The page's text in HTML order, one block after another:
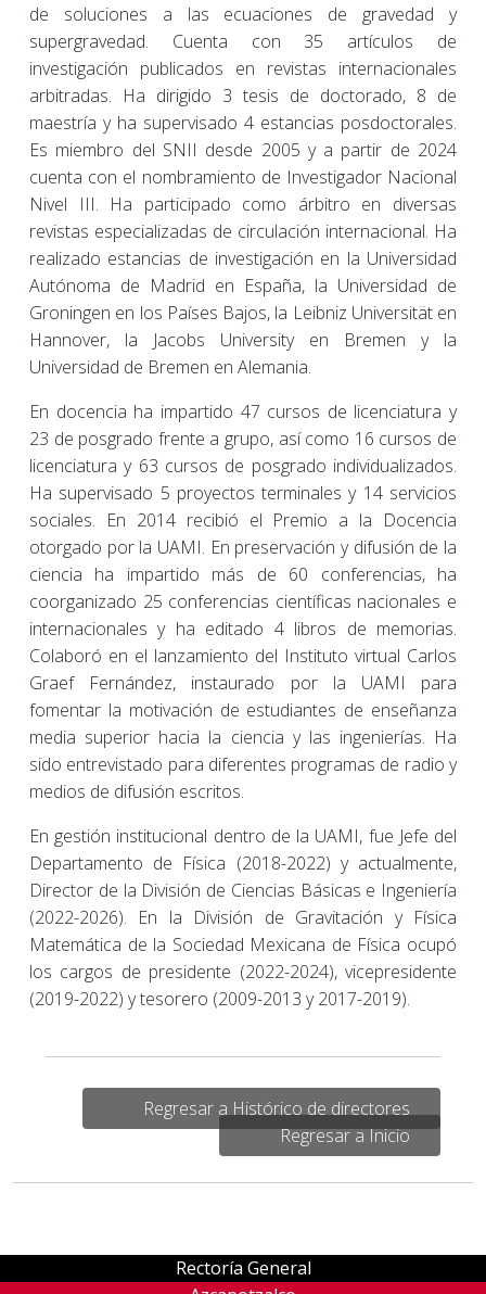
de soluciones a las ecuaciones de gravedad y
supergravedad. Cuenta con 35 artículos de
investigación publicados en revistas internacionales
arbitradas. Ha dirigido 3 tesis de doctorado, 8 de
maestría y ha supervisado 4 estancias posdoctorales.
Es miembro del SNII desde 2005 y a partir de 2024
cuenta con el nombramiento de Investigador Nacional
Nivel III. Ha participado como árbitro en diversas
revistas especializadas de circulación internacional. Ha
realizado estancias de investigación en la Universidad
Autónoma de Madrid en España, la Universidad de
Groningen en los Países Bajos, la Leibniz Universität en
Hannover, la Jacobs University en Bremen y la
Universidad de Bremen en Alemania.
En docencia ha impartido 47 cursos de licenciatura y
23 de posgrado frente a grupo, así como 16 cursos de
licenciatura y 63 cursos de posgrado individualizados.
Ha supervisado 5 proyectos terminales y 14 servicios
sociales. En 2014 recibió el Premio a la Docencia
otorgado por la UAMI. En preservación y difusión de la
ciencia ha impartido más de 60 conferencias, ha
coorganizado 25 conferencias científicas nacionales e
internacionales y ha editado 4 libros de memorias.
Colaboró en el lanzamiento del Instituto virtual Carlos
Graef Fernández, instaurado por la UAMI para
fomentar la motivación de estudiantes de enseñanza
media superior hacia la ciencia y las ingenierías. Ha
sido entrevistado para diferentes programas de radio y
medios de difusión escritos.
En gestión institucional dentro de la UAMI, fue Jefe del
Departamento de Física (2018-2022) y actualmente,
Director de la División de Ciencias Básicas e Ingeniería
(2022-2026). En la División de Gravitación y Física
Matemática de la Sociedad Mexicana de Física ocupó
los cargos de presidente (2022-2024), vicepresidente
(2019-2022) y tesorero (2009-2013 y 2017-2019).
Regresar a Histórico de directores
Regresar a Inicio
Rectoría General